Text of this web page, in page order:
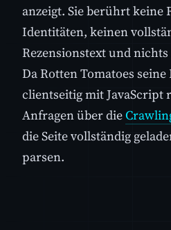
anzeigt. Sie berührt keine
Identitäten, keinen
Rezensionstext und
Da Rotten Tomatoes
clientseitig mit JavaScript
Anfragen über die
die Seite vollständig
parsen.